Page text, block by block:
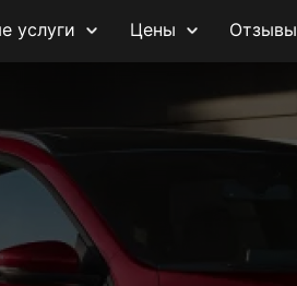
услуги Цены Отзывы